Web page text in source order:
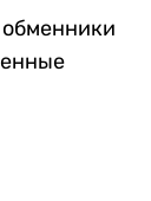
обменники